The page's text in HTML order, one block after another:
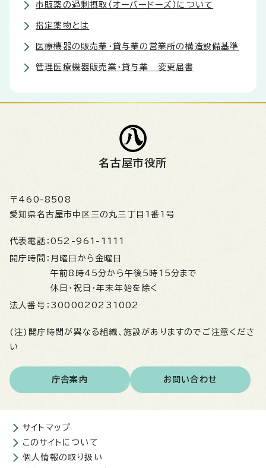
市販薬の過剰摂取（オーバードーズ）について
指定薬物とは
医療機器の販売業・貸与業の営業所の構造設備基準
管理医療機器販売業・貸与業 変更届書
名古屋市役所
〒460-8508
愛知県名古屋市中区三の丸三丁目1番1号
代表電話： 052-961-1111
開庁時間： 月曜日から金曜日
午前8時45分から午後5時15分まで
休日・祝日・年末年始を除く
法人番号： 3000020231002
(注)開庁時間が異なる組織、施設がありますのでご注意くださ
い
庁舎案内 お問い合わせ
サイトマップ
このサイトについて
個人情報の取り扱い